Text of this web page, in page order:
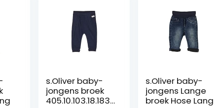
s.Oliver baby-
jongens broek
405.10.103.18.183.
s.Oliver baby-
jongens Lange
broek Hose Lang